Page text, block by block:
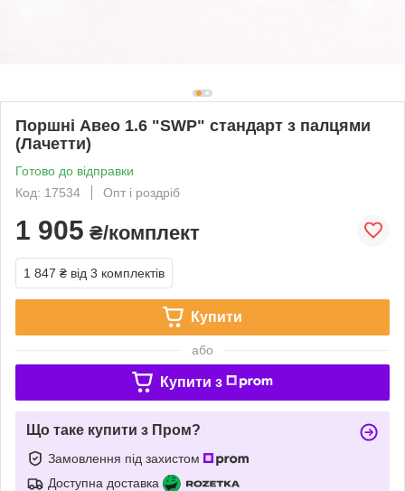
Поршні Авео 1.6 "SWP" стандарт з палцями
(Лачетти)
Готово до відправки
Код: 17534
Опт і роздріб
1 905 ₴/комплект
1 847 ₴ від 3 комплектів
Купити
або
Купити з
Що таке купити з Пром?
Замовлення під захистом
Доступна доставка